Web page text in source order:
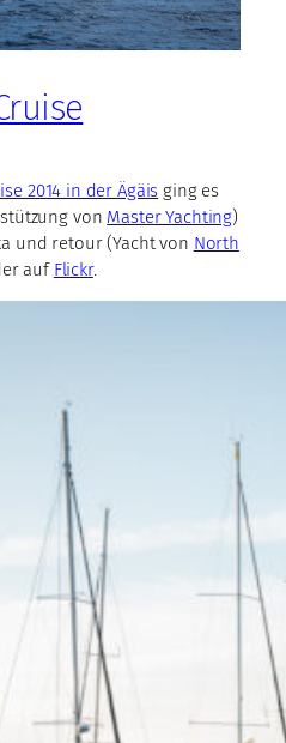
2014 in der Ägäis ging es
von Master Yachting)
und retour (Yacht von North
auf Flickr.